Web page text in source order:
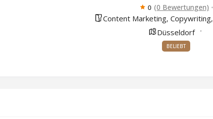
0 (0 Bewertungen)
Content Marketing, Copywriting,
Düsseldorf
BELIEBT